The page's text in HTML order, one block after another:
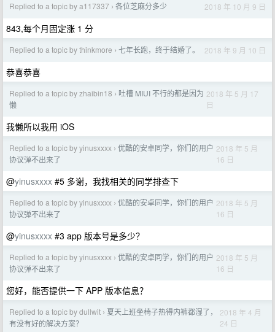
Replied to a topic by a117337 › 各位芝麻分多少 2018 年 10 月 9 日
843,每个月固定涨 1 分
Replied to a topic by thinkmore › 七年长跑，终于结婚了。 2018 年 9 月 10 日
恭喜恭喜
Replied to a topic by zhaibin18 › 吐槽 MIUI 不行的都是因为
懒
2018 年 5 月 17
日
我懒所以我用 iOS
Replied to a topic by yinusxxxx › 优酷的安卓同学，你们的用户
协议弹不出来了
2018 年 5 月
16 日
@yinusxxxx #5 多谢，我找相关的同学排查下
Replied to a topic by yinusxxxx › 优酷的安卓同学，你们的用户
协议弹不出来了
2018 年 5 月
16 日
@yinusxxxx #3 app 版本号是多少？
Replied to a topic by yinusxxxx › 优酷的安卓同学，你们的用户
协议弹不出来了
2018 年 5 月
16 日
您好，能否提供一下 APP 版本信息？
Replied to a topic by dullwit › 夏天上班坐椅子热得内裤都湿了，
有没有好的解决方案？
2018 年 4 月
24 日